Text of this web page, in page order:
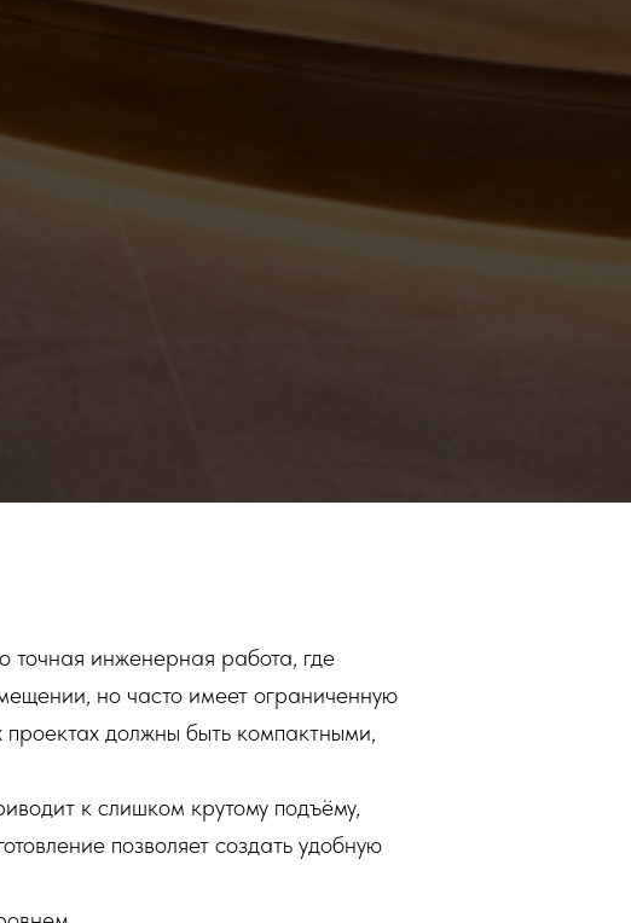
точная инженерная работа, где
но часто имеет ограниченную
должны быть компактными,
к слишком крутому подъёму,
позволяет создать удобную